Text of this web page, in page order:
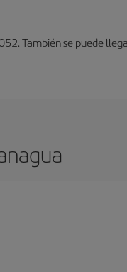
También se puede